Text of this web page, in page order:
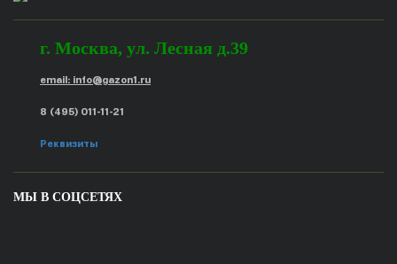
г. Москва, ул. Лесная д.39
email: info@gazon1.ru
8 (495) 011-11-21
Реквизиты
МЫ В СОЦСЕТЯХ